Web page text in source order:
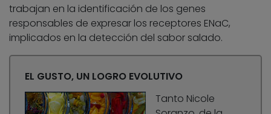
trabajan en la identificación de los genes
responsables de expresar los receptores ENaC,
implicados en la detección del sabor salado.
EL GUSTO, UN LOGRO EVOLUTIVO
Tanto Nicole